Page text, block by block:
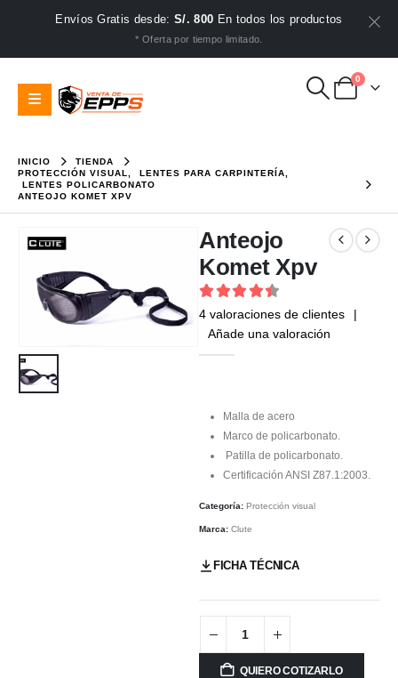
Envíos Gratis desde:S/. 800 En todos los productos
* Oferta por tiempo limitado.
0
INICIO
TIENDA
PROTECCIÓN VISUAL
LENTES PARA CARPINTERÍA
LENTES POLICARBONATO
ANTEOJO KOMET XPV
Anteojo
Komet Xpv
4.5out of 5
4 valoraciones de clientes
|
Añade una valoración
Malla de acero
Marco de policarbonato.
Patilla de policarbonato.
Certificación ANSI Z87.1:2003.
Categoría: Protección visual
Marca: Clute
FICHA TÉCNICA
QUIERO COTIZARLO